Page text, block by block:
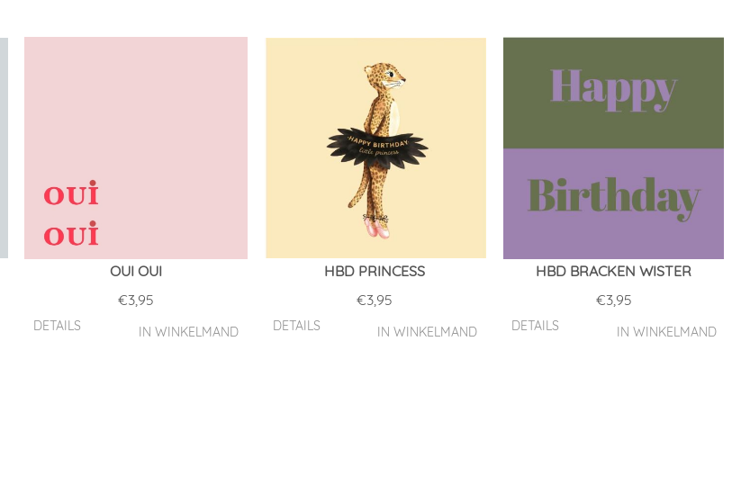
OUI OUI
€3,95
DETAILS IN WINKELMAND
HBD PRINCESS
€3,95
DETAILS IN WINKELMAND
HBD BRACKEN WISTER
€3,95
DETAILS IN WINKELMAND